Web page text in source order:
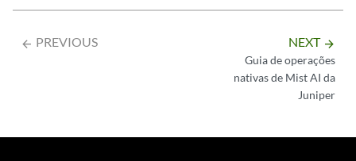
arrow_backward PREVIOUS NEXT arrow_forward
Guia de operações
nativas de Mist AI da
Juniper